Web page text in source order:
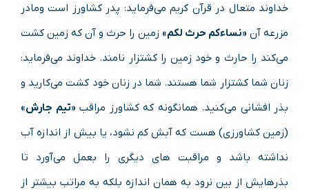
خداوند متعال در قرآن کریم می‌فرماید: پدر کشاورز است ومادر
مزرعه آن «نساءکم حرث لکم» زمین را حرث و آن که زمین کشت
می‌کند را حارث و خود زمین را کشتزار نامند. خداوند می‌فرماید:
زنان شما کشتزار شما هستند. شما در زنان خود کشت می‌کارید و
بذر افشانی می‌کنید. همانگونه که کشاورز مراقب «تیم جارش»
(زمین کشاورزی) هست که آبش کم نشود، یا بیش از اندازه آب
نداشته باشد و مراقبت های دیگری را بعمل می‌آورد تا
بذرهایش از بین نرود به همان اندازه بلکه به مراتب بیشتر از